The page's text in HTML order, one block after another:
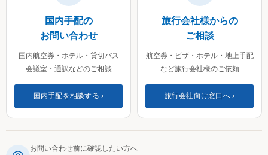
国内手配の
お問い合わせ
国内航空券・ホテル・貸切バス
会議室・通訳などのご相談
国内手配を相談する
旅行会社様からの
ご相談
航空券・ビザ・ホテル・地上手配
など旅行会社様のご依頼
旅行会社向け窓口へ
お問い合わせ前に確認したい方へ